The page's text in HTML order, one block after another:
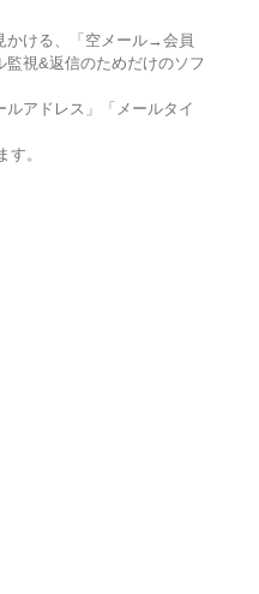
かける、「空メール→会員
視&返信のためだけのソフ
アドレス」「メールタイ
。